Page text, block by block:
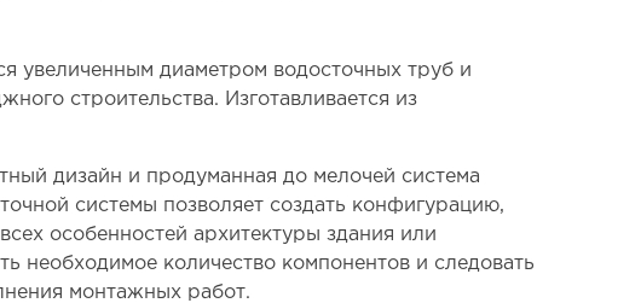
увеличенным диаметром водосточных труб и
строительства. Изготавливается из
дизайн и продуманная до мелочей система
системы позволяет создать конфигурацию,
особенностей архитектуры здания или
необходимое количество компонентов и следовать
монтажных работ.